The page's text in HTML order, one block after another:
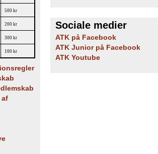
500 kr
200 kr
300 kr
100 kr
af
Sociale medier
ATK på Facebook
ATK Junior på Facebook
ATK Youtube